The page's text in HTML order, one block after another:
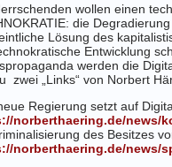
wollen einen
die
Lösung des
Entwicklung
werden die
zwei „Links“ von Norbert
neue Regierung setzt auf
norberthaering.de/news/
des Besitzes
norberthaering.de/news/